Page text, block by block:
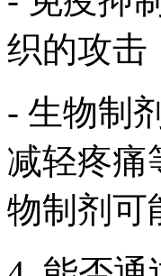
织的攻击
- 生物制
减轻疼痛
物制剂可